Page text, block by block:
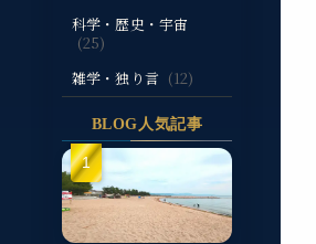
科学・歴史・宇宙
(25)
雑学・独り言 (12)
BLOG人気記事